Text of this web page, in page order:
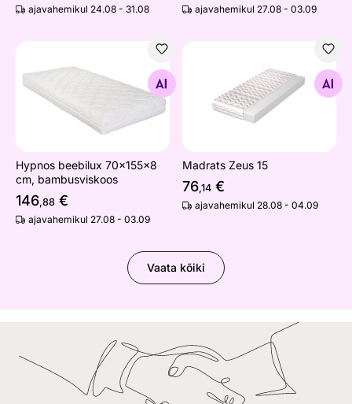
ajavahemikul 24.08 - 31.08 ajavahemikul 27.08 - 03.09
Hypnos beebilux 70x155x8 cm, bambusviskoos
Otsi sarnaseid
Hypnos beebilux 70x155x8
cm, bambusviskoos
146,88 €
ajavahemikul 27.08 - 03.09
Madrats Zeus 15
Otsi sarnaseid
Madrats Zeus 15
76,14 €
ajavahemikul 28.08 - 04.09
Vaata kõiki